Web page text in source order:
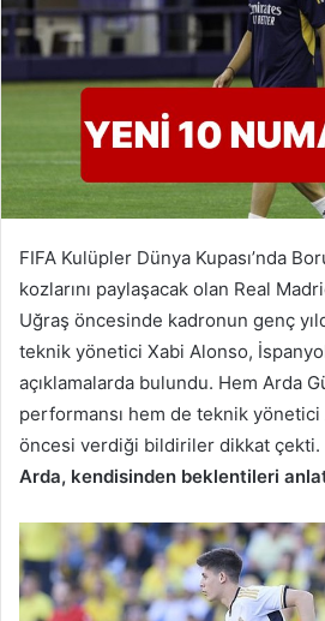
FIFA Kulüpler Dünya Kupası’nda
kozlarını paylaşacak olan Real
Uğraş öncesinde kadronun genç
teknik yönetici Xabi Alonso,
açıklamalarda bulundu. Hem Arda
performansı hem de teknik yönetici
öncesi verdiği bildiriler dikkat çekti.
Arda, kendisinden beklentileri